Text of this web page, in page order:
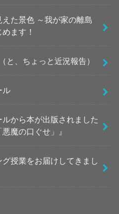
えた景色 ～我が家の離島
ます！
と、ちょっと近況報告）
ル
から本が出版されました
魔の口ぐせ」』
授業をお届けしてきまし